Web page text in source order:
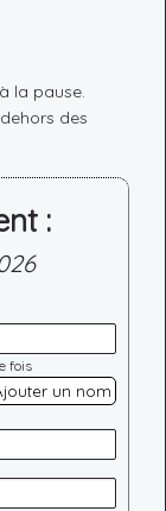
la pause.
des
:
fois
un nom